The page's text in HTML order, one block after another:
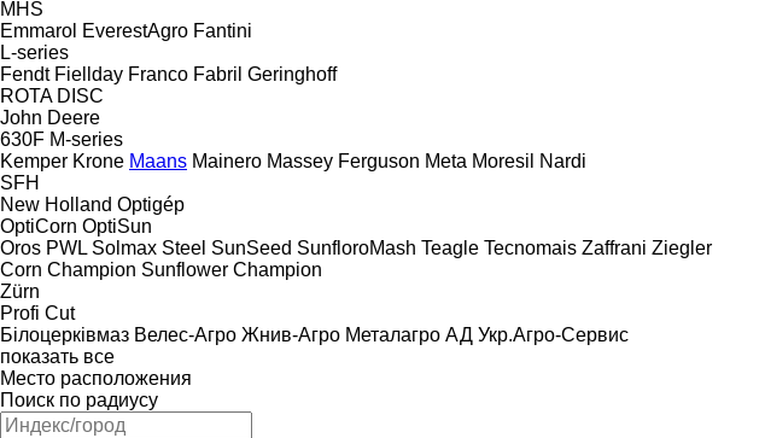
MHS
Emmarol EverestAgro Fantini
L-series
Fendt Fiellday Franco Fabril Geringhoff
ROTA DISC
John Deere
630F M-series
Kemper Krone Maans Mainero Massey Ferguson Meta Moresil
Nardi
SFH
New Holland Optigép
OptiCorn OptiSun
Oros PWL Solmax Steel SunSeed SunfloroMash Teagle Tecnomais Zaffrani Ziegler
Corn Champion Sunflower Champion
Zürn
Profi Cut
Білоцерківмаз Велес-Агро Жнив-Агро Металагро АД Укр.Агро-Сервис
показать все
Место расположения
Поиск по радиусу